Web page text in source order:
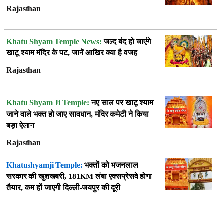
Rajasthan
Khatu Shyam Temple News: जल्द बंद हो जाएंगे
खाटू श्याम मंदिर के पट, जानें आखिर क्या है वजह
Rajasthan
Khatu Shyam Ji Temple: नए साल पर खाटू श्याम
जाने वाले भक्त हो जाए सावधान, मंदिर कमेटी ने किया
बड़ा ऐलान
Rajasthan
Khatushyamji Temple: भक्तों को भजनलाल
सरकार की खुशखबरी, 181KM लंबा एक्सप्रेसवे होगा
तैयार, कम हों जाएगी दिल्ली-जयपुर की दूरी